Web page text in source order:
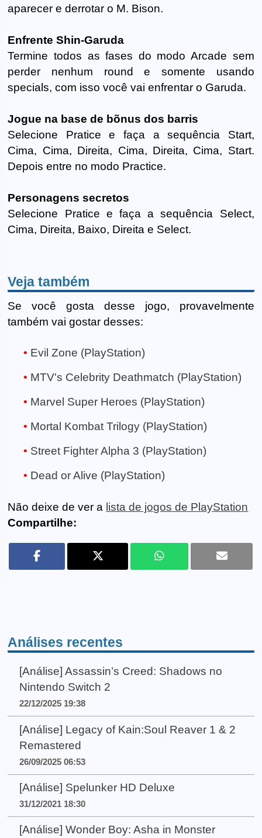
aparecer e derrotar o M. Bison.
Enfrente Shin-Garuda
Termine todos as fases do modo Arcade sem
perder nenhum round e somente usando
specials, com isso você vai enfrentar o Garuda.
Jogue na base de bõnus dos barris
Selecione Pratice e faça a sequência Start,
Cima, Cima, Direita, Cima, Direita, Cima, Start.
Depois entre no modo Practice.
Personagens secretos
Selecione Pratice e faça a sequência Select,
Cima, Direita, Baixo, Direita e Select.
Veja também
Se você gosta desse jogo, provavelmente
também vai gostar desses:
Evil Zone (PlayStation)
MTV's Celebrity Deathmatch (PlayStation)
Marvel Super Heroes (PlayStation)
Mortal Kombat Trilogy (PlayStation)
Street Fighter Alpha 3 (PlayStation)
Dead or Alive (PlayStation)
Não deixe de ver a lista de jogos de PlayStation
Compartilhe:
Análises recentes
[Análise] Assassin’s Creed: Shadows no
Nintendo Switch 2
22/12/2025 19:38
[Análise] Legacy of Kain:Soul Reaver 1 & 2
Remastered
26/09/2025 06:53
[Análise] Spelunker HD Deluxe
31/12/2021 18:30
[Análise] Wonder Boy: Asha in Monster